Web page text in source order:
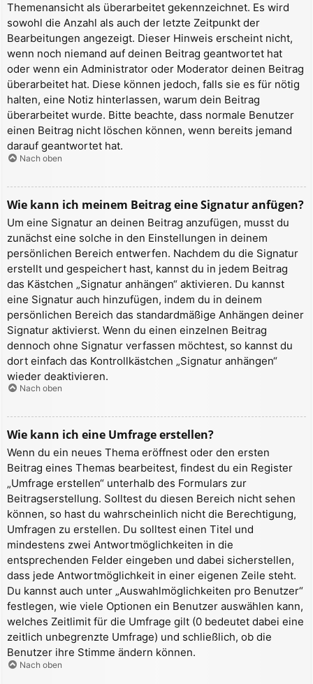
Themenansicht als überarbeitet gekennzeichnet. Es wird
sowohl die Anzahl als auch der letzte Zeitpunkt der
Bearbeitungen angezeigt. Dieser Hinweis erscheint nicht,
wenn noch niemand auf deinen Beitrag geantwortet hat
oder wenn ein Administrator oder Moderator deinen Beitrag
überarbeitet hat. Diese können jedoch, falls sie es für nötig
halten, eine Notiz hinterlassen, warum dein Beitrag
überarbeitet wurde. Bitte beachte, dass normale Benutzer
einen Beitrag nicht löschen können, wenn bereits jemand
darauf geantwortet hat.
Nach oben
Wie kann ich meinem Beitrag eine Signatur anfügen?
Um eine Signatur an deinen Beitrag anzufügen, musst du
zunächst eine solche in den Einstellungen in deinem
persönlichen Bereich entwerfen. Nachdem du die Signatur
erstellt und gespeichert hast, kannst du in jedem Beitrag
das Kästchen „Signatur anhängen“ aktivieren. Du kannst
eine Signatur auch hinzufügen, indem du in deinem
persönlichen Bereich das standardmäßige Anhängen deiner
Signatur aktivierst. Wenn du einen einzelnen Beitrag
dennoch ohne Signatur verfassen möchtest, so kannst du
dort einfach das Kontrollkästchen „Signatur anhängen“
wieder deaktivieren.
Nach oben
Wie kann ich eine Umfrage erstellen?
Wenn du ein neues Thema eröffnest oder den ersten
Beitrag eines Themas bearbeitest, findest du ein Register
„Umfrage erstellen“ unterhalb des Formulars zur
Beitragserstellung. Solltest du diesen Bereich nicht sehen
können, so hast du wahrscheinlich nicht die Berechtigung,
Umfragen zu erstellen. Du solltest einen Titel und
mindestens zwei Antwortmöglichkeiten in die
entsprechenden Felder eingeben und dabei sicherstellen,
dass jede Antwortmöglichkeit in einer eigenen Zeile steht.
Du kannst auch unter „Auswahlmöglichkeiten pro Benutzer“
festlegen, wie viele Optionen ein Benutzer auswählen kann,
welches Zeitlimit für die Umfrage gilt (0 bedeutet dabei eine
zeitlich unbegrenzte Umfrage) und schließlich, ob die
Benutzer ihre Stimme ändern können.
Nach oben